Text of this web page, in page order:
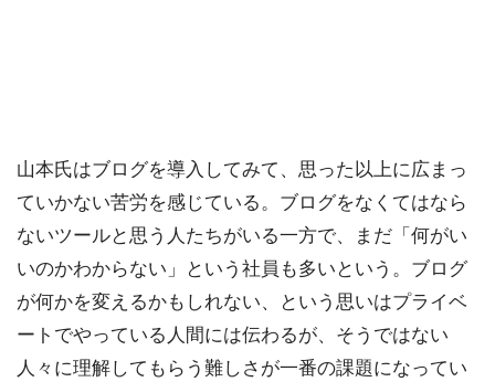
山本氏はブログを導入してみて、思った以上に広まっ
ていかない苦労を感じている。ブログをなくてはなら
ないツールと思う人たちがいる一方で、まだ「何がい
いのかわからない」という社員も多いという。ブログ
が何かを変えるかもしれない、という思いはプライベ
ートでやっている人間には伝わるが、そうではない
人々に理解してもらう難しさが一番の課題になってい